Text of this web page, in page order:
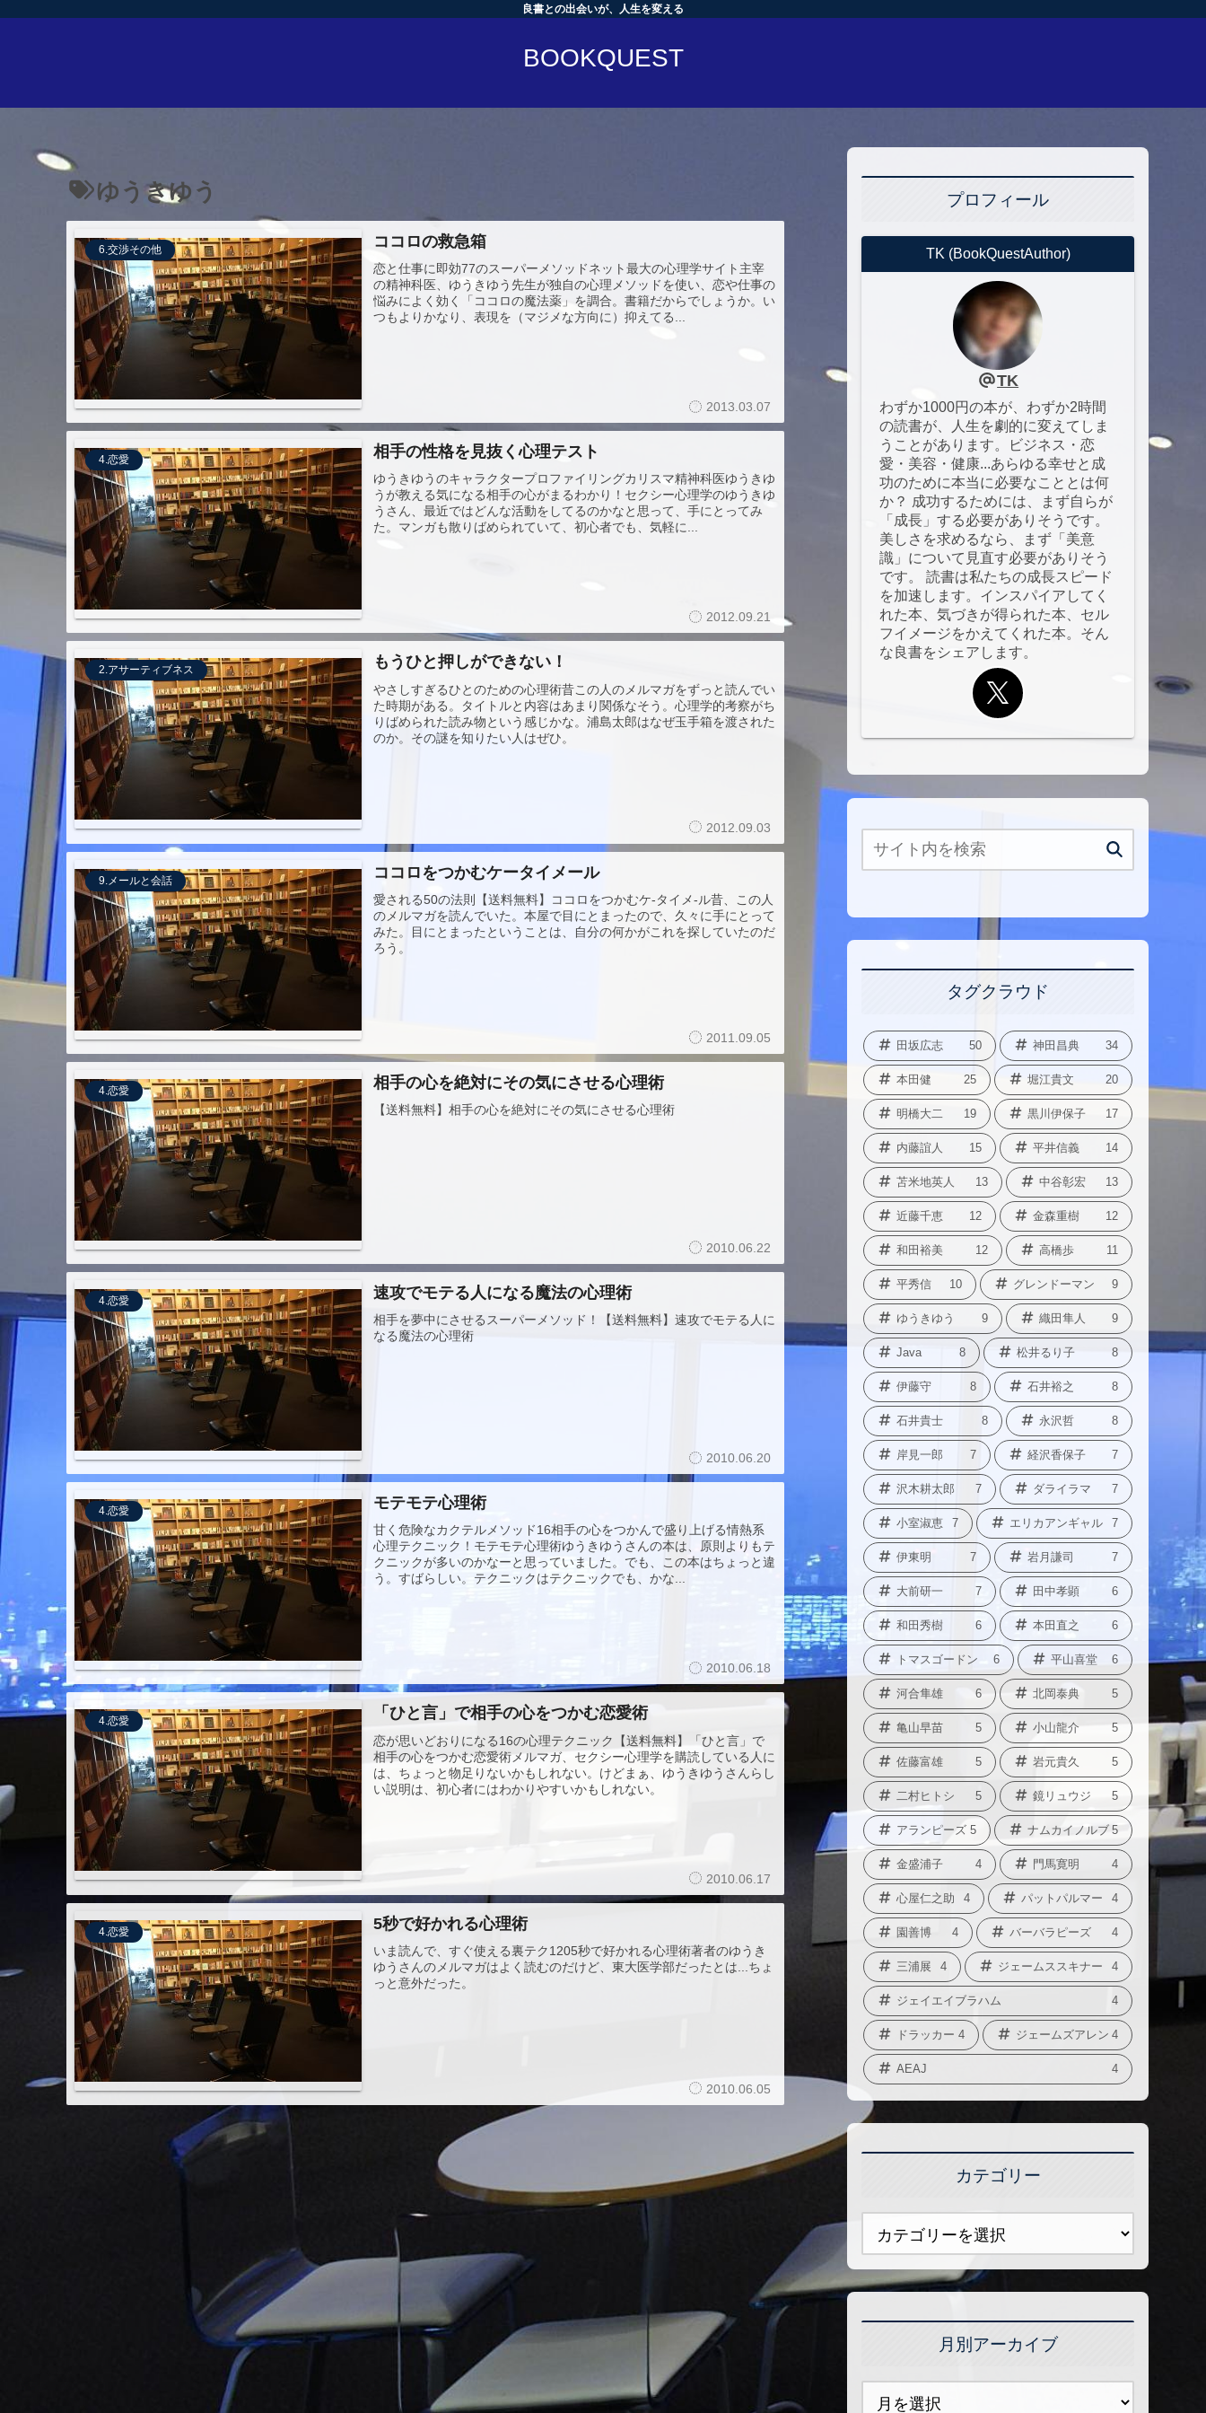
良書との出会いが、人生を変える
BOOKQUEST
ゆうきゆう
6.交渉その他 ココロの救急箱
恋と仕事に即効77のスーパーメソッドネット最大の心理学サイト主宰
の精神科医、ゆうきゆう先生が独自の心理メソッドを使い、恋や仕事の
悩みによく効く「ココロの魔法薬」を調合。書籍だからでしょうか。い
つもよりかなり、表現を（マジメな方向に）抑えてる...
2013.03.07
4.恋愛 相手の性格を見抜く心理テスト
ゆうきゆうのキャラクタープロファイリングカリスマ精神科医ゆうきゆ
うが教える気になる相手の心がまるわかり！セクシー心理学のゆうきゆ
うさん、最近ではどんな活動をしてるのかなと思って、手にとってみ
た。マンガも散りばめられていて、初心者でも、気軽に...
2012.09.21
2.アサーティブネス もうひと押しができない！
やさしすぎるひとのための心理術昔この人のメルマガをずっと読んでい
た時期がある。タイトルと内容はあまり関係なそう。心理学的考察がち
りばめられた読み物という感じかな。浦島太郎はなぜ玉手箱を渡された
のか。その謎を知りたい人はぜひ。
2012.09.03
9.メールと会話 ココロをつかむケータイメール
愛される50の法則【送料無料】ココロをつかむケ-タイメ-ル昔、この人
のメルマガを読んでいた。本屋で目にとまったので、久々に手にとって
みた。目にとまったということは、自分の何かがこれを探していたのだ
ろう。
2011.09.05
4.恋愛 相手の心を絶対にその気にさせる心理術
【送料無料】相手の心を絶対にその気にさせる心理術
2010.06.22
4.恋愛 速攻でモテる人になる魔法の心理術
相手を夢中にさせるスーパーメソッド！【送料無料】速攻でモテる人に
なる魔法の心理術
2010.06.20
4.恋愛 モテモテ心理術
甘く危険なカクテルメソッド16相手の心をつかんで盛り上げる情熱系
心理テクニック！モテモテ心理術ゆうきゆうさんの本は、原則よりもテ
クニックが多いのかなーと思っていました。でも、この本はちょっと違
う。すばらしい。テクニックはテクニックでも、かな...
2010.06.18
4.恋愛 「ひと言」で相手の心をつかむ恋愛術
恋が思いどおりになる16の心理テクニック【送料無料】「ひと言」で
相手の心をつかむ恋愛術メルマガ、セクシー心理学を購読している人に
は、ちょっと物足りないかもしれない。けどまぁ、ゆうきゆうさんらし
い説明は、初心者にはわかりやすいかもしれない。
2010.06.17
4.恋愛 5秒で好かれる心理術
いま読んで、すぐ使える裏テク1205秒で好かれる心理術著者のゆうき
ゆうさんのメルマガはよく読むのだけど、東大医学部だったとは...ちょ
っと意外だった。
2010.06.05
プロフィール
TK (BookQuestAuthor)
TK
わずか1000円の本が、わずか2時間
の読書が、人生を劇的に変えてしま
うことがあります。ビジネス・恋
愛・美容・健康...あらゆる幸せと成
功のために本当に必要なこととは何
か？ 成功するためには、まず自らが
「成長」する必要がありそうです。
美しさを求めるなら、まず「美意
識」について見直す必要がありそう
です。 読書は私たちの成長スピード
を加速します。インスパイアしてく
れた本、気づきが得られた本、セル
フイメージをかえてくれた本。そん
な良書をシェアします。
タグクラウド
田坂広志 50 神田昌典 34
本田健 25 堀江貴文 20
明橋大二 19 黒川伊保子 17
内藤誼人 15 平井信義 14
苫米地英人 13 中谷彰宏 13
近藤千恵 12 金森重樹 12
和田裕美 12 高橋歩 11
平秀信 10 グレンドーマン 9
ゆうきゆう 9 織田隼人 9
Java 8 松井るり子 8
伊藤守 8 石井裕之 8
石井貴士 8 永沢哲 8
岸見一郎 7 経沢香保子 7
沢木耕太郎 7 ダライラマ 7
小室淑恵 7 エリカアンギャル 7
伊東明 7 岩月謙司 7
大前研一 7 田中孝顕 6
和田秀樹 6 本田直之 6
トマスゴードン 6 平山喜堂 6
河合隼雄 6 北岡泰典 5
亀山早苗 5 小山龍介 5
佐藤富雄 5 岩元貴久 5
二村ヒトシ 5 鏡リュウジ 5
アランピーズ 5 ナムカイノルブ 5
金盛浦子 4 門馬寛明 4
心屋仁之助 4 パットパルマー 4
園善博 4 バーバラピーズ 4
三浦展 4 ジェームススキナー 4
ジェイエイブラハム 4
ドラッカー 4 ジェームズアレン 4
AEAJ 4
カテゴリー
月別アーカイブ